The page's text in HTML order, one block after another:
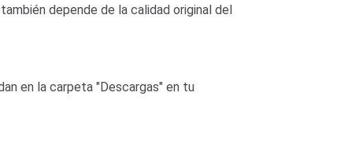
depende de la calidad original del
en la carpeta "Descargas" en tu